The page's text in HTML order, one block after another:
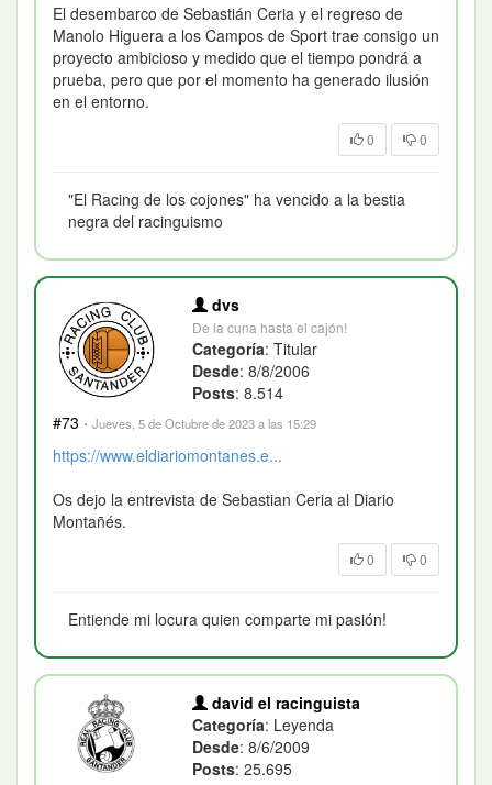
El desembarco de Sebastián Ceria y el regreso de
Manolo Higuera a los Campos de Sport trae consigo un
proyecto ambicioso y medido que el tiempo pondrá a
prueba, pero que por el momento ha generado ilusión
en el entorno.
0 0
"El Racing de los cojones" ha vencido a la bestia
negra del racinguismo
dvs
De la cuna hasta el cajón!
Categoría: Titular
Desde: 8/8/2006
Posts: 8.514
#73 · Jueves, 5 de Octubre de 2023 a las 15:29
https://www.eldiariomontanes.e...
Os dejo la entrevista de Sebastian Ceria al Diario
Montañés.
0 0
Entiende mi locura quien comparte mi pasión!
david el racinguista
Categoría: Leyenda
Desde: 8/6/2009
Posts: 25.695